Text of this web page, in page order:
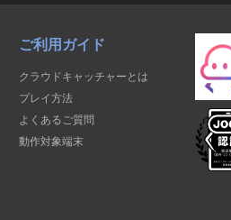
ご利用ガイド
クラウドキャッチャーとは
プレイ方法
よくあるご質問
動作対象端末